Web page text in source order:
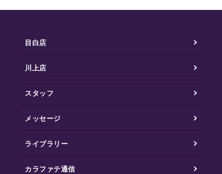
目白店
川上店
スタッフ
メッセージ
ライブラリー
カラファテ通信